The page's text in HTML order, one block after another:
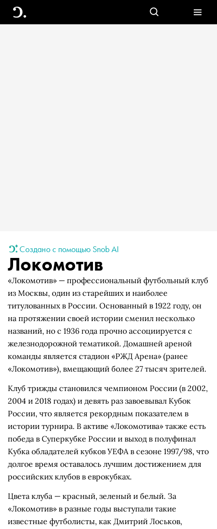
Создано с помощью Snob AI
Локомотив
«Локомотив» — профессиональный футбольный клуб
из Москвы, один из старейших и наиболее
титулованных в России. Основанный в 1922 году, он
на протяжении своей истории сменил несколько
названий, но с 1936 года прочно ассоциируется с
железнодорожной тематикой. Домашней ареной
команды является стадион «РЖД Арена» (ранее
«Локомотив»), вмещающий более 27 тысяч зрителей.
Клуб трижды становился чемпионом России (в 2002,
2004 и 2018 годах) и девять раз завоевывал Кубок
России, что является рекордным показателем в
истории турнира. В активе «Локомотива» также есть
победа в Суперкубке России и выход в полуфинал
Кубка обладателей кубков УЕФА в сезоне 1997/98, что
долгое время оставалось лучшим достижением для
российских клубов в еврокубках.
Цвета клуба — красный, зеленый и белый. За
«Локомотив» в разные годы выступали такие
известные футболисты, как Дмитрий Лоськов,